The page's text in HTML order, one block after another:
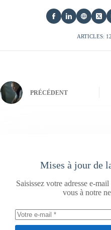
ARTICLES:
PRÉCÉDENT
Mises à jour de
Saisissez votre adresse e-
vous à notre